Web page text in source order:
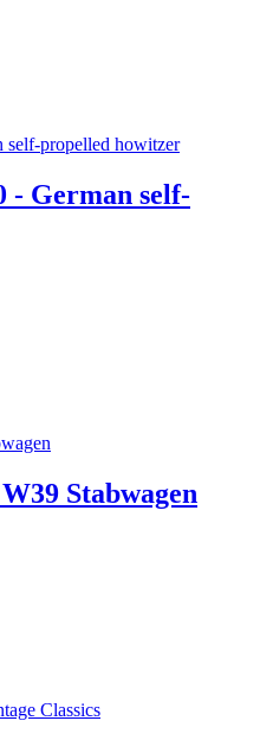
- German self-
Stabwagen